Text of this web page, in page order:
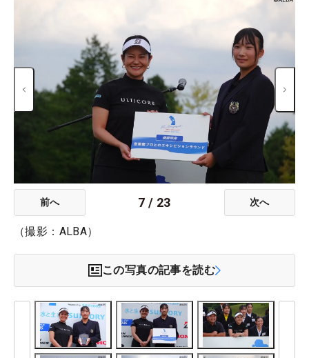
前へ 7 / 23 次へ
（撮影：ALBA）
この写真の記事を読む